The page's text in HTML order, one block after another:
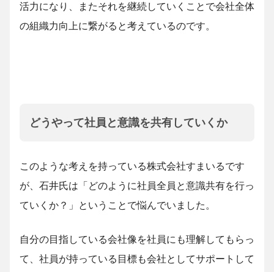
活力になり、またそれを継続していくことで会社全体
の組織力向上に繋がると考えているのです。
どうやって社員と意識を共有していくか
このような考えを持っている株式会社すまいるです
が、石井氏は「どのように社員全員と意識共有を行っ
ていくか？」ということで悩んでいました。
自分の目指している会社像を社員にも理解してもらっ
て、社員が持っている目標も会社としてサポートして